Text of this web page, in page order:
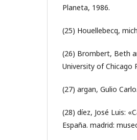
Planeta, 1986.
(25) Houellebecq,
(26) Brombert, Beth
University of Chicago
(27) argan, Gulio
(28) díez, José Luis:
España. madrid: